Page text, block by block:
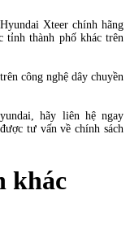
Xteer chính hãng
thành phố khác trên
công nghệ dây chuyền
hãy liên hệ ngay
tư vấn về chính sách
khác